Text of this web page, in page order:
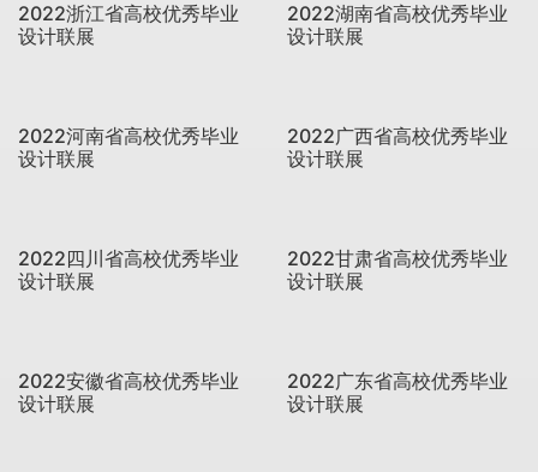
2022浙江省高校优秀毕业
设计联展
2022湖南省高校优秀毕业
设计联展
2022河南省高校优秀毕业
设计联展
2022广西省高校优秀毕业
设计联展
2022四川省高校优秀毕业
设计联展
2022甘肃省高校优秀毕业
设计联展
2022安徽省高校优秀毕业
设计联展
2022广东省高校优秀毕业
设计联展